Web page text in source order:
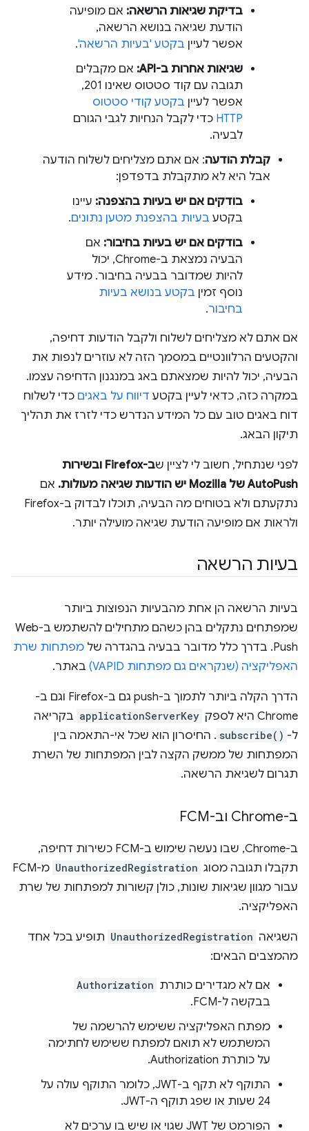
בדיקת שגיאות הרשאה: אם מופיעה
הודעת שגיאה בנושא הרשאה,
אפשר לעיין בקטע 'בעיות הרשאה'.
שגיאות אחרות ב-API:
אם מקבלים
תגובה עם קוד סטטוס שאינו 201,
אפשר לעיין בקטע קודי סטטוס
HTTP כדי לקבל הנחיות לגבי הגורם
לבעיה.
קבלת הודעה: אם אתם מצליחים לשלוח הודעה
אבל היא לא מתקבלת בדפדפן:
בודקים אם יש בעיות בהצפנה: עיינו
בקטע בעיות בהצפנת מטען נתונים.
בודקים אם יש בעיות בחיבור: אם
הבעיה נמצאת ב-Chrome, יכול
להיות שמדובר בבעיה בחיבור. מידע
נוסף זמין בקטע בנושא בעיות
בחיבור.
אם אתם לא מצליחים לשלוח ולקבל הודעות דחיפה,
והקטעים הרלוונטיים במסמך הזה לא עוזרים לנפות את
הבעיה, יכול להיות שמצאתם באג במנגנון הדחיפה עצמו.
במקרה כזה, כדאי לעיין בקטע דיווח על באגים כדי לשלוח
דוח באגים טוב עם כל המידע הנדרש כדי לזרז את תהליך
תיקון הבאג.
לפני שנתחיל, חשוב לי לציין ש
ב-Firefox ובשירות
AutoPush של Mozilla יש הודעות שגיאה מעולות.
אם
נתקעתם ולא בטוחים מה הבעיה, תוכלו לבדוק ב-Firefox
ולראות אם מופיעה הודעת שגיאה מועילה יותר.
בעיות הרשאה
בעיות הרשאה הן אחת מהבעיות הנפוצות ביותר
שמפתחים נתקלים בהן כשהם מתחילים להשתמש ב-Web
Push. בדרך כלל מדובר בבעיה בהגדרה של
מפתחות שרת
האפליקציה (שנקראים גם מפתחות VAPID)
באתר.
הדרך הקלה ביותר לתמוך ב-push גם ב-Firefox וגם ב-
Chrome היא לספק
applicationServerKey בקריאה
ל- subscribe() . החיסרון הוא שכל אי-התאמה בין
המפתחות של ממשק הקצה לבין המפתחות של השרת
תגרום לשגיאת הרשאה.
ב-Chrome וב-FCM
ב-Chrome, שבו נעשה שימוש ב-FCM כשירות דחיפה,
תקבלו תגובה מסוג UnauthorizedRegistration
מ-FCM
עבור מגוון שגיאות שונות, כולן קשורות למפתחות של שרת
האפליקציה.
השגיאה UnauthorizedRegistration תופיע בכל אחד
מהמצבים הבאים:
אם לא מגדירים כותרת Authorization
בבקשה ל-FCM.
מפתח האפליקציה ששימש להרשמה של
המשתמש לא תואם למפתח ששימש לחתימה
על כותרת Authorization.
התוקף לא תקף ב-JWT, כלומר התוקף עולה על
24 שעות או שפג תוקף ה-JWT.
הפורמט של JWT שגוי או שיש בו ערכים לא